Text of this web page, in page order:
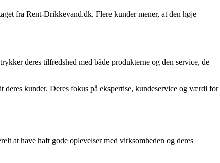
fra Rent-Drikkevand.dk. Flere kunder mener, at den høje
deres tilfredshed med både produkterne og den service, de
kunder. Deres fokus på ekspertise, kundeservice og værdi for
at have haft gode oplevelser med virksomheden og deres